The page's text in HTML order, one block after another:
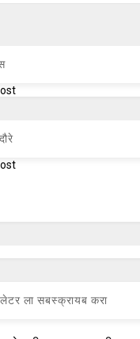
ला सबस्क्रायब करा